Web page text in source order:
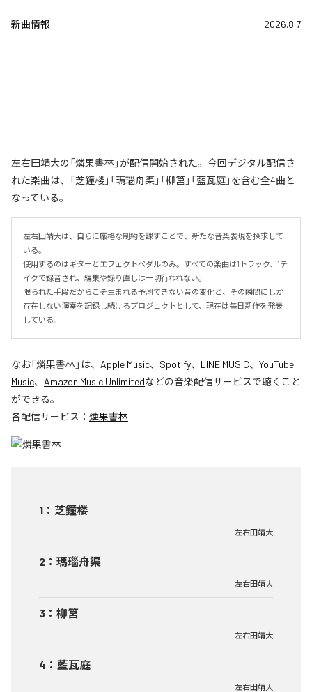
新曲情報 2026.8.7
左右田靖大の「燐果書林」が配信開始された。今回デジタル配信さ
れた楽曲は、「芝鐘楼」「瑪瑙舟渠」「柳筥」「藍瓦庭」を含む全4曲と
なっている。
左右田靖大は、自らに厳格な制約を課すことで、新たな音楽表現を探求して
いる。
使用するのはギターとエフェクトペダルのみ。すべての楽曲は1トラック、1テ
イクで録音され、編集や録り直しは一切行われない。
限られた手段だからこそ生まれる予測できない音の変化と、その瞬間にしか
存在しない演奏を記録し続けるプロジェクトとして、現在は毎日新作を発表
している。
なお「燐果書林 」は、 Apple Music、 Spotify、 LINE MUSIC、 YouTube
Music、 Amazon Music Unlimitedなどの音楽配信サービスで聴くこと
ができる。
各配信サービス： 燐果書林
1 ： 芝鐘楼
左右田靖大
2 ： 瑪瑙舟渠
左右田靖大
3 ： 柳筥
左右田靖大
4 ： 藍瓦庭
左右田靖大